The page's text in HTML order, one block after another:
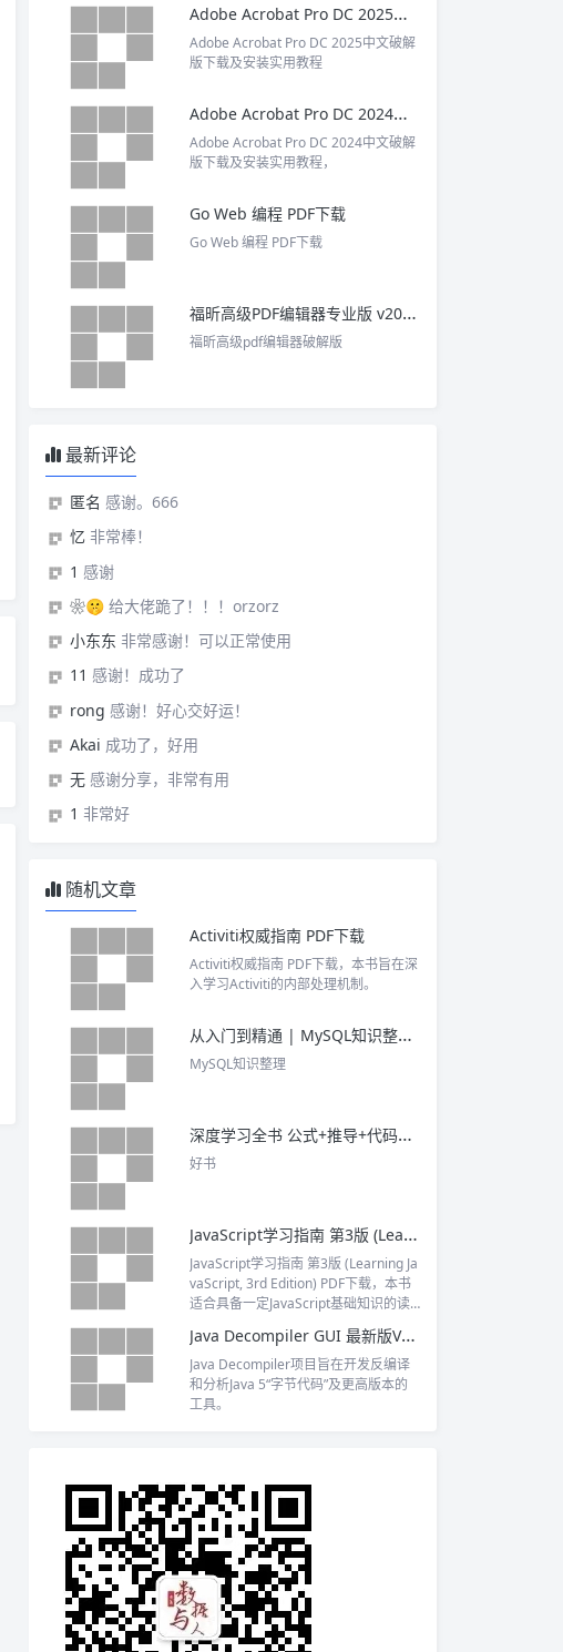
Adobe Acrobat Pro DC 2025中文破解版下载及安装实用教程
Adobe Acrobat Pro DC 2025中文破解
版下载及安装实用教程
Adobe Acrobat Pro DC 2024中文破解版下载及安装实用教程
Adobe Acrobat Pro DC 2024中文破解
版下载及安装实用教程，
Go Web 编程 PDF下载
Go Web 编程 PDF下载
福昕高级PDF编辑器专业版 v2025 中文激活版
福昕高级pdf编辑器破解版
最新评论
匿名 感谢。666
忆 非常棒！
1 感谢
❀🤫 给大佬跪了！！！orzorz
小东东 非常感谢！可以正常使用
11 感谢！成功了
rong 感谢！好心交好运！
Akai 成功了，好用
无 感谢分享，非常有用
1 非常好
随机文章
Activiti权威指南 PDF下载
Activiti权威指南 PDF下载，本书旨在深
入学习Activiti的内部处理机制。
从入门到精通 | MySQL知识整理（上）
MySQL知识整理
深度学习全书 公式+推导+代码+TensorFlow全程案例 PDF下载
好书
JavaScript学习指南 第3版 (Learning JavaScript, 3rd Edition) PDF下载
JavaScript学习指南 第3版 (Learning Ja
vaScript, 3rd Edition) PDF下载，本书
适合具备一定JavaScript基础知识的读
要深入探索JavaScript语言的读者阅
读。
Java Decompiler GUI 最新版V1.6.6 全平台(Win+Mac+Linux) 下载
Java Decompiler项目旨在开发反编译
和分析Java 5“字节代码”及更高版本的
工具。